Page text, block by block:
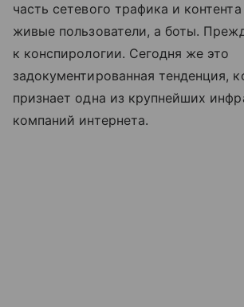
часть сетевого трафика и
живые пользователи, а боты.
к конспирологии. Сегодня же это
задокументированная тенденция,
признает одна из крупнейших
компаний интернета.